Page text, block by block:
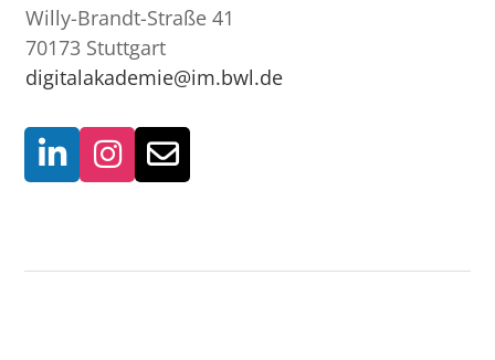
Willy-Brandt-Straße 41
70173 Stuttgart
digitalakademie@im.bwl.de